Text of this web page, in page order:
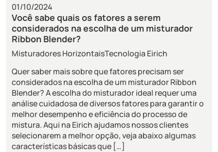
01/10/2024
Você sabe quais os fatores a serem
considerados na escolha de um misturador
Ribbon Blender?
Misturadores HorizontaisTecnologia Eirich
Quer saber mais sobre que fatores precisam ser
considerados na escolha de um misturador Ribbon
Blender? A escolha do misturador ideal requer uma
análise cuidadosa de diversos fatores para garantir o
melhor desempenho e eficiência do processo de
mistura. Aqui na Eirich ajudamos nossos clientes
selecionarem a melhor opção, veja abaixo algumas
características básicas que […]